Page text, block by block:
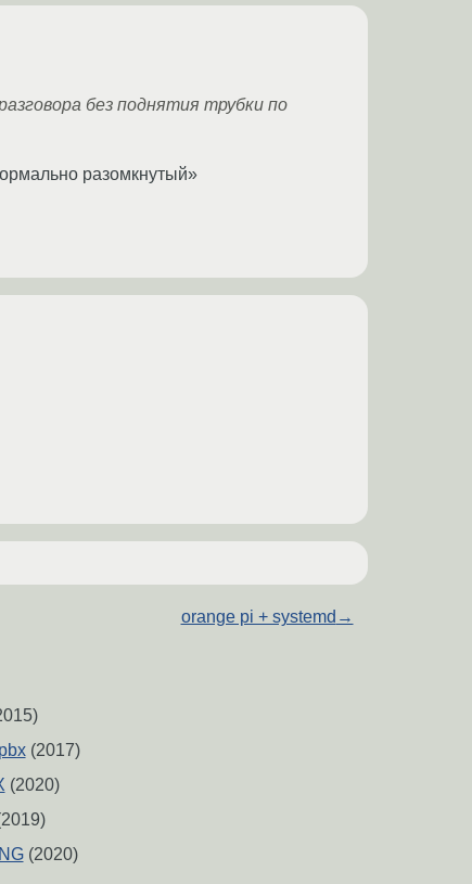
без поднятия трубки по
разомкнутый»
orange pi + systemd →
(2017)
(2020)
(2020)